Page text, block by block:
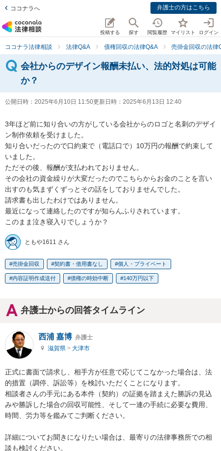
ココナラへ 弁護士の方はこちら
投稿する 探す 閲覧履歴 マイリスト ログイン
ココナラ法律相談 法律Q&A 債権回収の法律Q&A 売掛金回収の法律
会社からのデザイン報酬未払い、法的対処は可能
か？
公開日時： 2025年6月10日 11:50更新日時： 2025年6月13日 12:40
3年ほど前に知り合いの方がしている会社からのロゴと名刺のデザイ
ン制作依頼を受けました。
知り合いだったので口約束で（電話口で）10万円の報酬で約束して
いました。
ただその後、報酬が支払われておりません。
その会社の資金繰りが大変だったのでこちらからお金のことを言い
出すのも気まずくずっとその話をしておりませんでした。
請求書も出したわけではありません。
最近になって連絡したのですが知らんふりされています。
このまま泣き寝入りでしょうか？
ともや1611 さん
売掛金回収 契約書・借用書なし 個人・プライベート
内容証明作成送付 債権の時効中断 140万円以下
弁護士からの回答タイムライン
西浦 嘉博 弁護士
滋賀県 > 大津市
正式に書面で請求し、相手方が任意で応じてこなかった場合は、法
的措置（調停、訴訟等）を検討いただくことになります。
相談者さんの手元にある本件（契約）の証拠を踏まえた勝訴の見込
みや勝訴した場合の回収可能性、そして一連の手続に必要な費用、
時間、労力等を鑑みてご判断ください。
詳細についてお聞きになりたい場合は、最寄りの法律事務所での相
談も検討ください。